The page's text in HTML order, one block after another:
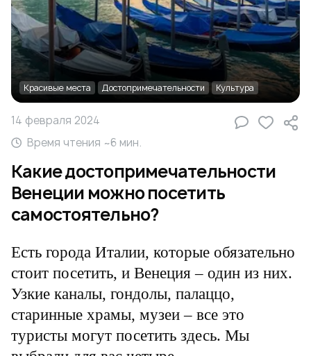
Красивые места Достопримечательности Культура
14 февраля 2024
Время чтения ~6 мин.
Какие достопримечательности
Венеции можно посетить
самостоятельно?
Есть города Италии, которые обязательно
стоит посетить, и Венеция – один из них.
Узкие каналы, гондолы, палаццо,
старинные храмы, музеи – все это
туристы могут посетить здесь. Мы